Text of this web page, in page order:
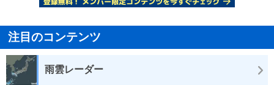
注目のコンテンツ
雨雲レーダー